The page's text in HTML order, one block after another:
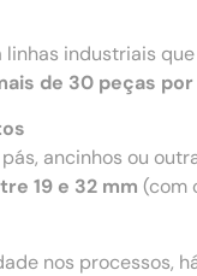
industriais
de 30 peças
ancinhos ou
19 e 32 mm (com
nos processos,